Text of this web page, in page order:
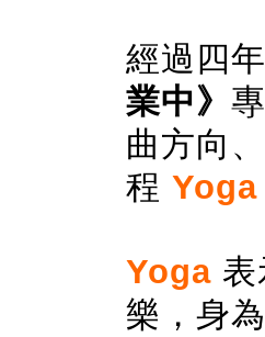
經過四
業中》
曲方向
程 Yoga
Yoga
樂，身